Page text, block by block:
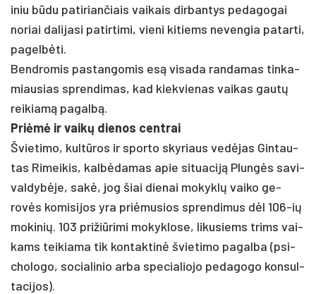
i­niu būdu pa­ti­rian­čiais vai­kais dir­ban­tys pe­da­go­gai
no­riai da­li­ja­si pa­tir­ti­mi, vie­ni ki­tiems ne­ven­gia pa­tar­ti,
pa­gelbė­ti.
Bend­ro­mis pa­stan­go­mis esą vi­sa­da ran­da­mas tin­ka­
miau­sias spren­di­mas, kad kiek­vie­nas vai­kas gautų
rei­kiamą pa­galbą.
Priėmė ir vaikų die­nos cent­rai
Švie­ti­mo, kultū­ros ir spor­to sky­riaus vedė­jas Gin­tau­
tas Ri­mei­kis, kalbė­da­mas apie si­tua­ciją Plungės sa­vi­
val­dybė­je, sakė, jog šiai die­nai mo­kyklų vai­ko ge­
rovės ko­mi­si­jos yra pri­ėmu­sios spren­di­mus dėl 106-ių
mo­ki­nių. 103 pri­žiū­ri­mi mo­kyk­lo­se, li­ku­siems trims vai­
kams tei­kia­ma tik kon­tak­tinė švie­ti­mo pa­gal­ba (psi­
cho­lo­go, so­cia­li­nio ar­ba spe­cia­lio­jo pe­da­go­go kon­sul­
ta­ci­jos).